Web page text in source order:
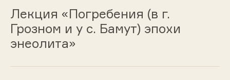
Лекция «Погребения (в г.
Грозном и у с. Бамут) эпохи
энеолита»